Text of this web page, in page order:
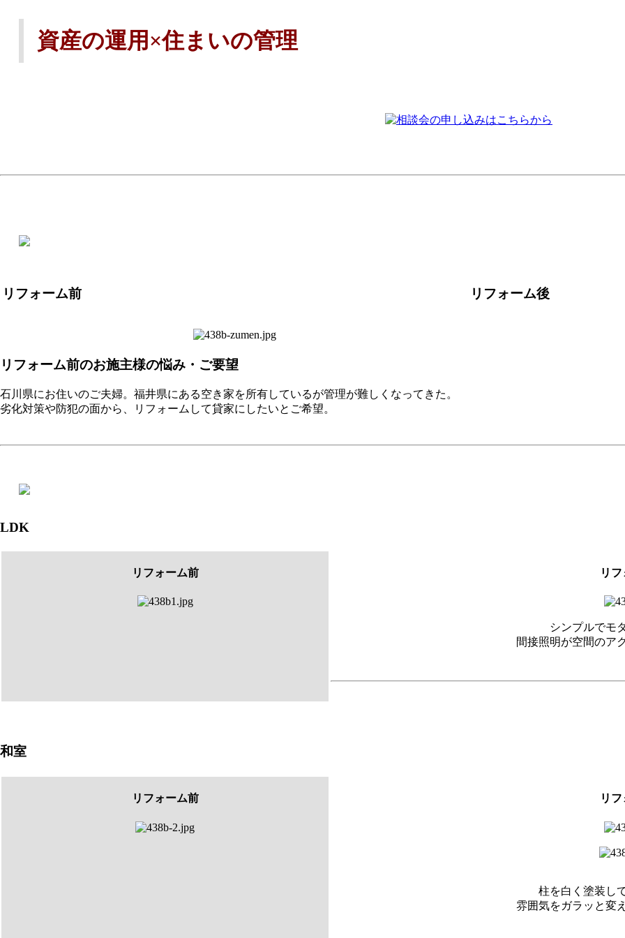
資産の運用×住まいの管理
リフォーム前 リフォーム後
リフォーム前のお施主様の悩み・ご要望
石川県にお住いのご夫婦。福井県にある空き家を所有しているが管理が難しくなってきた。
劣化対策や防犯の面から、リフォームして貸家にしたいとご希望。
LDK
リフォーム前 リ
シンプルでモ
間接照明が空間のア
和室
リフォーム前 リ
柱を白く塗装し
雰囲気をガラッと変